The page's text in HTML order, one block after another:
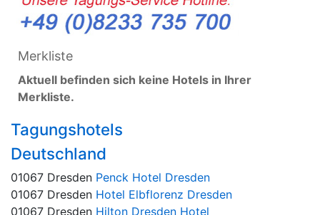
Merkliste
Aktuell befinden sich keine Hotels in Ihrer
Merkliste.
Tagungshotels
Deutschland
01067 Dresden Penck Hotel Dresden
01067 Dresden Hotel Elbflorenz Dresden
01067 Dresden Hilton Dresden Hotel